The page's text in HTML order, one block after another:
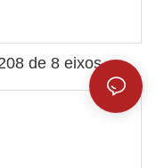
de 8 eixos